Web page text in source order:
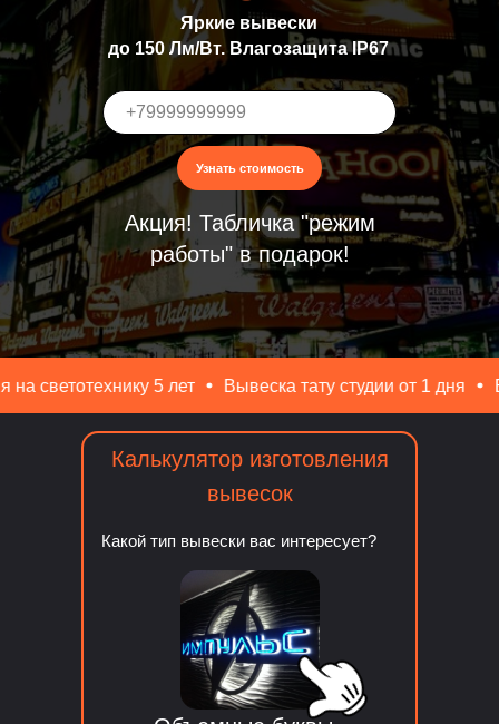
Акция! Табличка "режим
работы" в подарок!
Узнать стоимость
Яркие вывески
до 150 Лм/Вт. Влагозащита IP67
5 лет Вывеска тату студии от 1 дня Бесплатный
Калькулятор изготовления
вывесок
Какой тип вывески вас интересует?